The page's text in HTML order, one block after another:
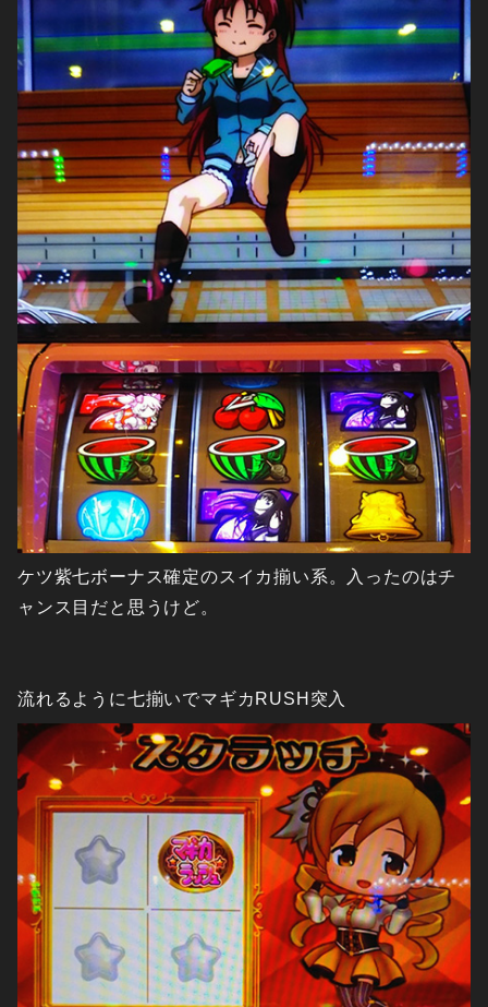
ケツ紫七ボーナス確定のスイカ揃い系。入ったのはチ
ャンス目だと思うけど。
流れるように七揃いでマギカRUSH突入